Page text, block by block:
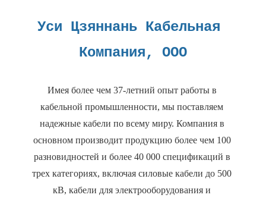
Уси Цзяннань Кабельная
Имея более чем 37-летний опыт работы в
кабельной промышленности, мы поставляем
надежные кабели по всему миру. Компания в
основном производит продукцию более чем 100
разновидностей и более 40 000 спецификаций в
трех категориях, включая силовые кабели до 500
кВ, кабели для электрооборудования и